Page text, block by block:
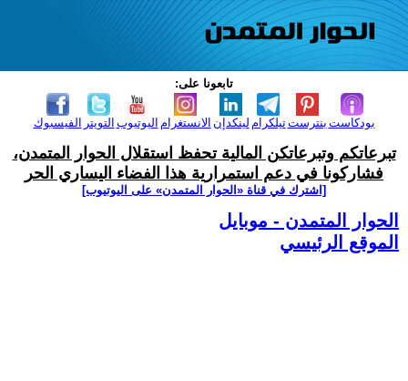
تابعونا على:
الفيسبوك التويتر اليوتيوب الانستغرام لينكدإن تيلكرامبنترست بودكاست
تبرعاتكم وتبرعاتكن المالية تحفظ استقلال الحوار المتمدن،
فشاركونا في دعم استمرارية هذا الفضاء اليساري الحر
[اشترك في قناة ‫«الحوار المتمدن» على اليوتيوب]
الحوار المتمدن - موبايل
الموقع الرئيسي